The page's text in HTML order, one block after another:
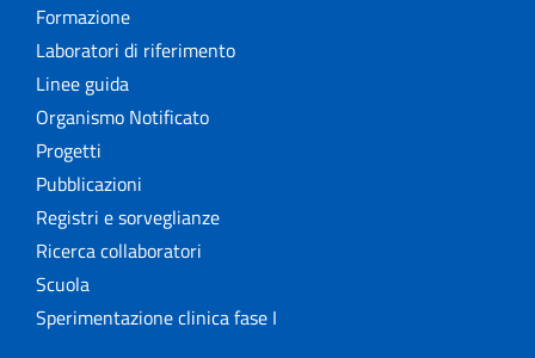
Formazione
Laboratori di riferimento
Linee guida
Organismo Notificato
Progetti
Pubblicazioni
Registri e sorveglianze
Ricerca collaboratori
Scuola
Sperimentazione clinica fase I